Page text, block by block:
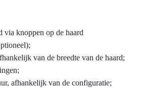
via knoppen op de haard
van de breedte van de haard;
afhankelijk van de configuratie;